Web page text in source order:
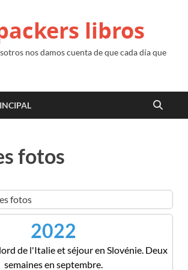
libros
nos damos cuenta de que cada día que
fotos
fotos
2022
de l'Italie et séjour en Slovénie. Deux
semaines en septembre.